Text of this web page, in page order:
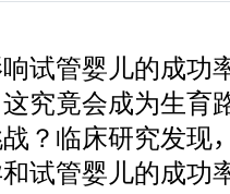
试管婴儿的成功
究竟会成为生育
？临床研究发现
试管婴儿的成功